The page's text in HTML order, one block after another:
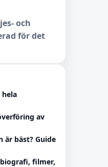
och
för det
hela
av
är bäst? Guide
filmer,